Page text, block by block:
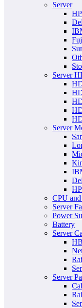
Server
Server
Server
CPU
Server
Power
Battery
Server
Server